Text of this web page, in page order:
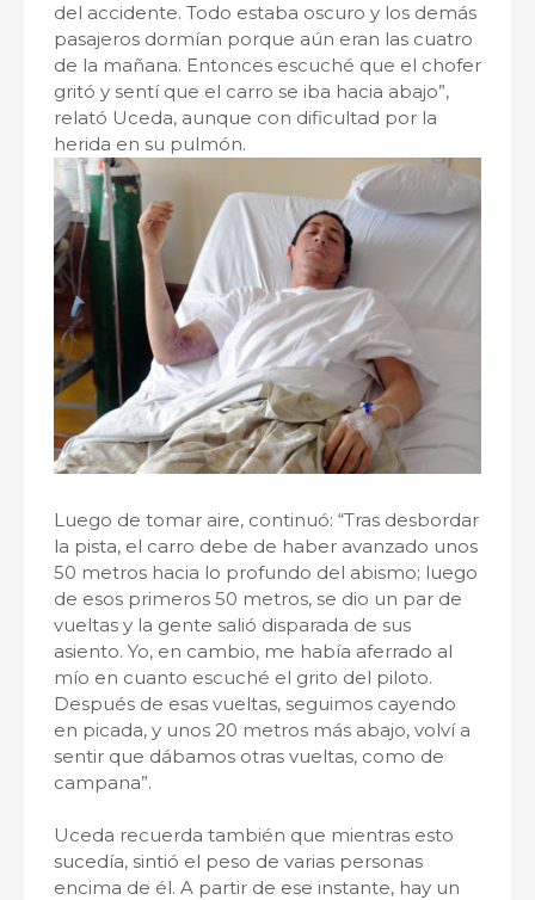
del accidente. Todo estaba oscuro y los demás
pasajeros dormían porque aún eran las cuatro
de la mañana. Entonces escuché que el chofer
gritó y sentí que el carro se iba hacia abajo”,
relató Uceda, aunque con dificultad por la
herida en su pulmón.
Luego de tomar aire, continuó: “Tras desbordar
la pista, el carro debe de haber avanzado unos
50 metros hacia lo profundo del abismo; luego
de esos primeros 50 metros, se dio un par de
vueltas y la gente salió disparada de sus
asiento. Yo, en cambio, me había aferrado al
mío en cuanto escuché el grito del piloto.
Después de esas vueltas, seguimos cayendo
en picada, y unos 20 metros más abajo, volví a
sentir que dábamos otras vueltas, como de
campana”.
Uceda recuerda también que mientras esto
sucedía, sintió el peso de varias personas
encima de él. A partir de ese instante, hay un